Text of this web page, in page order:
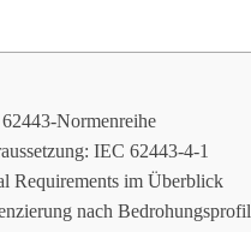
Normenreihe
IEC 62443-4-1
Requirements im Überblick
nach Bedrohungsprofil